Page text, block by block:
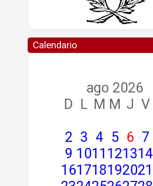
Calendario
ago 2026
D L M M J V
2 3 4 5 6 7
9 1011 121314
161718192021